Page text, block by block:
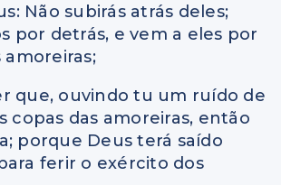
Não subirás atrás deles;
por detrás, e vem a eles por
que, ouvindo tu um ruído de
copas das amoreiras, então
porque Deus terá saído
ferir o exército dos